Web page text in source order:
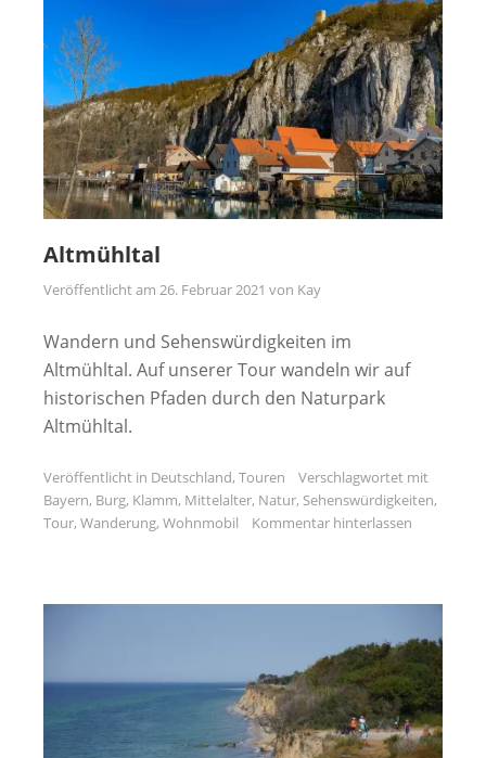
Altmühltal
Veröffentlicht am 26. Februar 2021 von Kay
Wandern und Sehenswürdigkeiten im
Altmühltal. Auf unserer Tour wandeln wir auf
historischen Pfaden durch den Naturpark
Altmühltal.
Veröffentlicht in Deutschland, Touren
Verschlagwortet mit
Bayern, Burg, Klamm, Mittelalter, Natur, Sehenswürdigkeiten,
Tour, Wanderung, Wohnmobil Kommentar hinterlassen